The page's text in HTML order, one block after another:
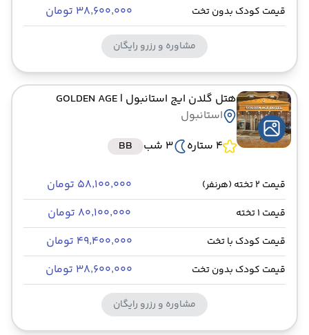
قیمت کودک بدون تخت ۳۸٬۶۰۰٬۰۰۰ تومان
مشاوره و رزرو رایگان
هتل گلدن ایج استانبول | GOLDEN AGE
استانبول
4 ستاره
3 شب BB
قیمت 2 تخته (هرنفر) ۵۸٬۱۰۰٬۰۰۰ تومان
قیمت 1 تخته ۸۰٬۱۰۰٬۰۰۰ تومان
قیمت کودک با تخت ۴۹٬۴۰۰٬۰۰۰ تومان
قیمت کودک بدون تخت ۳۸٬۶۰۰٬۰۰۰ تومان
مشاوره و رزرو رایگان